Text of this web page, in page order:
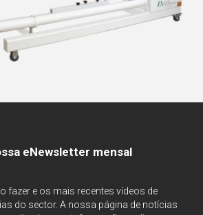
eNewsletter mensal
fazer e os mais recentes vídeos de
do sector. A nossa página de notícias